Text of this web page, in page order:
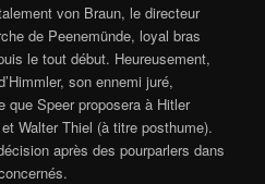
von Braun, le directeur
de Peenemünde, loyal bras
le tout début. Heureusement,
son ennemi juré,
Speer proposera à Hitler
Walter Thiel (à titre posthume).
après des pourparlers dans